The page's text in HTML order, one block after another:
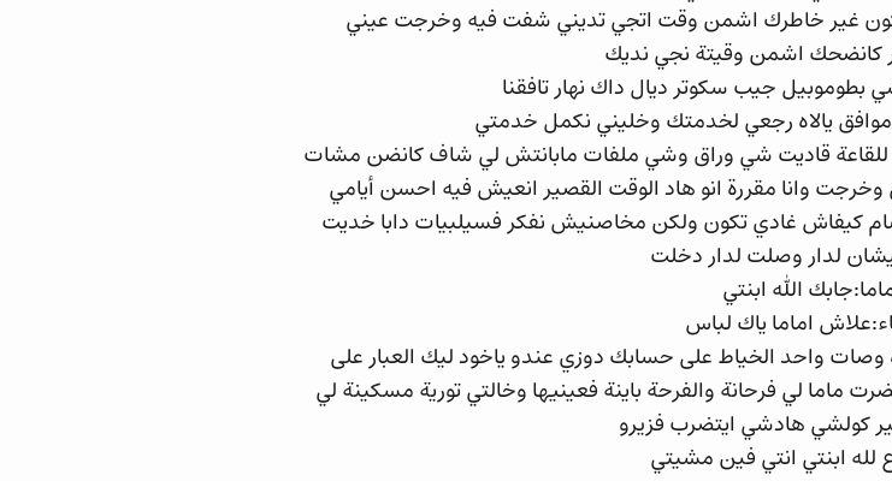
غير خاطرك اشمن وقت اتجي تديني شفت فيه وخرجت عيني
كانضحك اشمن وقيتة نجي نديك
موافق يالاه رجعي لخدمتك وخليني نكمل خدمتي
قاديت شي وراق وشي ملفات مابانتش لي شاف كانضن مشات
وانا مقررة انو هاد الوقت القصير انعيش فيه احسن أيامي
كيفاش غادي تكون ولكن مخاصنيش نفكر فسيلبيات دابا خديت
لدار وصلت لدار دخلت
الله ابنتي
اماما ياك لباس
وصات واحد الخياط على حسابك دوزي عندو ياخود ليك العبار على
لي فرحانة والفرحة باينة فعينيها وخالتي تورية مسكينة لي
كولشي هادشي ايتضرب فزيرو
لله ابنتي انتي فين مشيتي